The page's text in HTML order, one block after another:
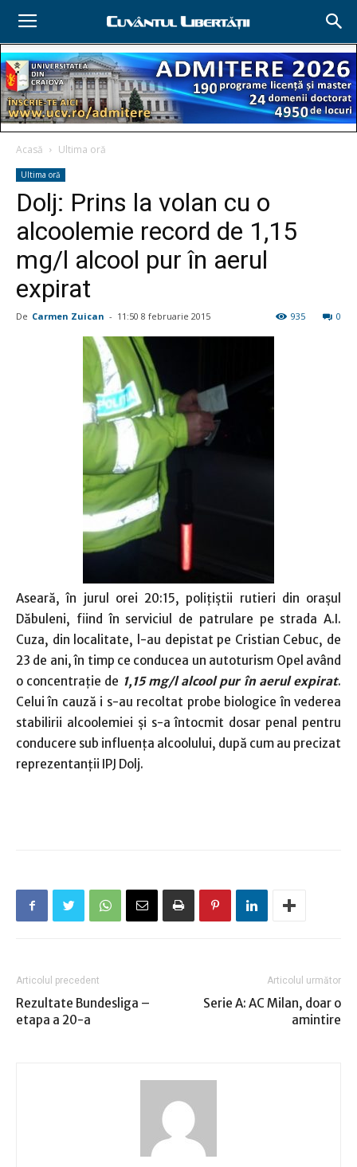
Acasă Ultima oră
Ultima oră
Dolj: Prins la volan cu o
alcoolemie record de 1,15
mg/l alcool pur în aerul
expirat
De Carmen Zuican - 11:50 8 februarie 2015 0
935
Aseară, în jurul orei 20:15, poliţiştii rutieri din oraşul
Dăbuleni, fiind în serviciul de patrulare pe strada A.I.
Cuza, din localitate, l-au depistat pe Cristian Cebuc, de
23 de ani, în timp ce conducea un autoturism Opel având
o concentraţie de 1,15 mg/l alcool pur în aerul expirat.
Celui în cauză i s-au recoltat probe biologice în vederea
stabilirii alcoolemiei şi s-a întocmit dosar penal pentru
conducere sub influența alcoolului, după cum au precizat
reprezentanții IPJ Dolj.
Articolul precedent
Rezultate Bundesliga –
etapa a 20-a
Articolul următor
Serie A: AC Milan, doar o
amintire